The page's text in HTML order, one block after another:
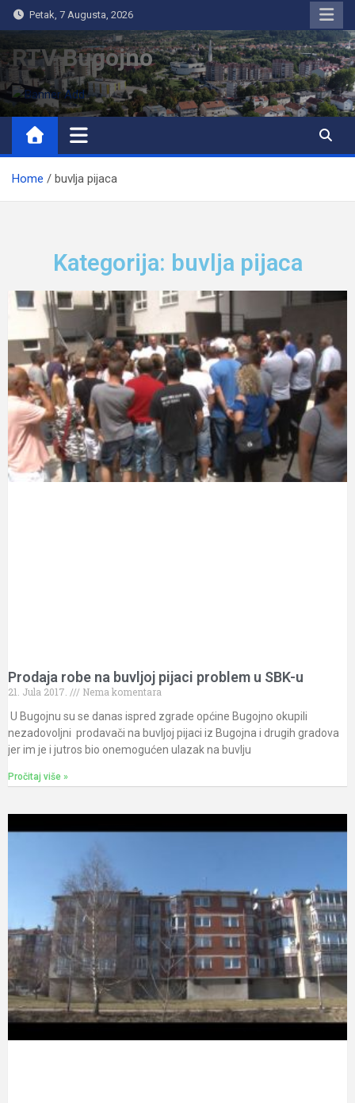
Petak, 7 Augusta, 2026
RTV Bugojno
Home buvlja pijaca
Kategorija: buvlja pijaca
Prodaja robe na buvljoj pijaci problem u SBK-u
21. Jula 2017.
Nema komentara
U Bugojnu su se danas ispred zgrade općine Bugojno okupili
nezadovoljni prodavači na buvljoj pijaci iz Bugojna i drugih gradova
jer im je i jutros bio onemogućen ulazak na buvlju
Pročitaj više »